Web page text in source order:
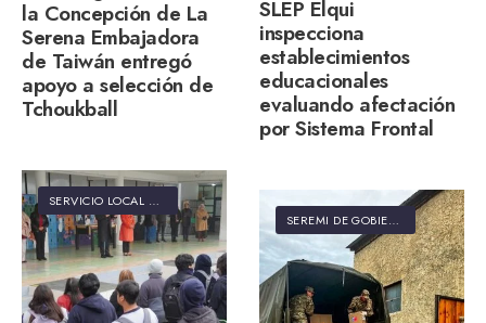
la Concepción de La
Serena Embajadora
de Taiwán entregó
apoyo a selección de
Tchoukball
SLEP Elqui
inspecciona
establecimientos
educacionales
evaluando afectación
por Sistema Frontal
SERVICIO LOCAL DE EDUCACIÓN PÚBLICA ELQUI
SEREMI DE GOBIERNO REGIÓN DE COQUIMBO